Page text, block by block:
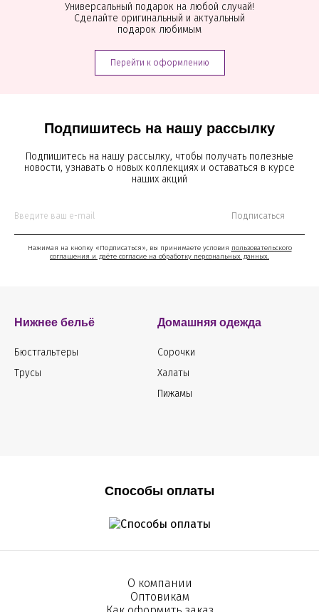
Подпишитесь на нашу рассылку
Подпишитесь на нашу рассылку, чтобы получать полезные
новости, узнавать о новых коллекциях и оставаться в курсе
наших акций
Подписаться
Нажимая на кнопку «Подписаться», вы принимаете условия пользовательского
соглашения и даёте согласие на обработку персональных данных.
Универсальный подарок на любой случай!
Сделайте оригинальный и актуальный
подарок любимым
Перейти к оформлению
Нижнее бельё
Бюстгальтеры
Трусы
Домашняя одежда
Сорочки
Халаты
Пижамы
Способы оплаты
О компании
Оптовикам